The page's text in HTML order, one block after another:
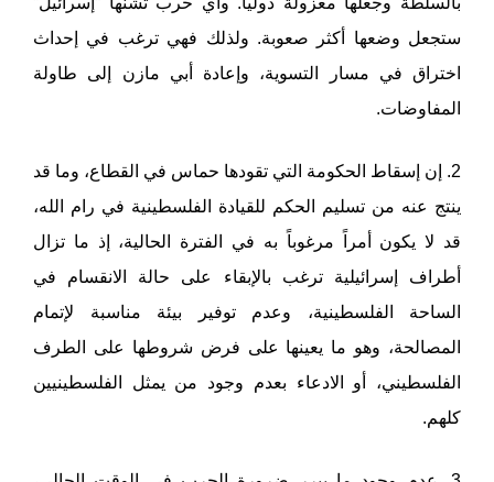
ستجعل وضعها أكثر صعوبة. ولذلك فهي ترغب في إحداث
اختراق في مسار التسوية، وإعادة أبي مازن إلى طاولة
المفاوضات.
2. إن إسقاط الحكومة التي تقودها حماس في القطاع، وما قد
ينتج عنه من تسليم الحكم للقيادة الفلسطينية في رام الله،
قد لا يكون أمراً مرغوباً به في الفترة الحالية، إذ ما تزال
أطراف إسرائيلية ترغب بالإبقاء على حالة الانقسام في
الساحة الفلسطينية، وعدم توفير بيئة مناسبة لإتمام
المصالحة، وهو ما يعينها على فرض شروطها على الطرف
الفلسطيني، أو الادعاء بعدم وجود من يمثل الفلسطينيين
كلهم.